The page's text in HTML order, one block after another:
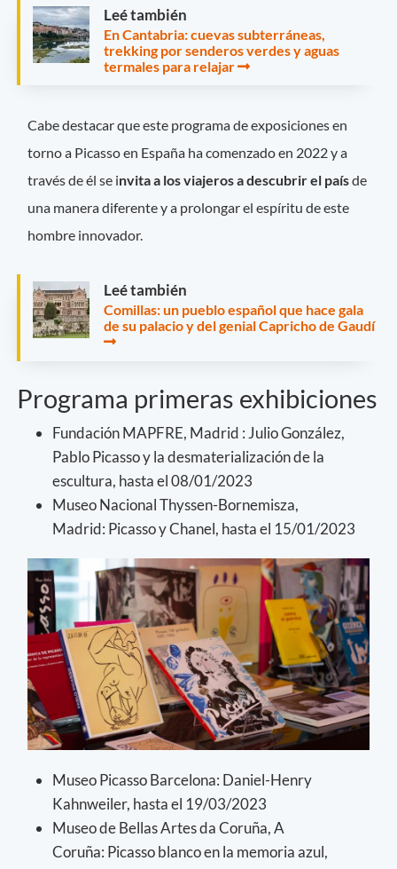
Leé también
En Cantabria: cuevas subterráneas,
trekking por senderos verdes y aguas
termales para relajar
Cabe destacar que este programa de exposiciones en
torno a Picasso en España ha comenzado en 2022 y a
través de él se invita a los viajeros a descubrir el paísde
una manera diferente y a prolongar el espíritu de este
hombre innovador.
Leé también
Comillas: un pueblo español que hace gala
de su palacio y del genial Capricho de Gaudí
Programa primeras exhibiciones
Fundación MAPFRE, Madrid : Julio González,
Pablo Picasso y la desmaterialización de la
escultura, hasta el 08/01/2023
Museo Nacional Thyssen-Bornemisza,
Madrid: Picasso y Chanel, hasta el 15/01/2023
Museo Picasso Barcelona: Daniel-Henry
Kahnweiler, hasta el 19/03/2023
Museo de Bellas Artes da Coruña, A
Coruña: Picasso blanco en la memoria azul,